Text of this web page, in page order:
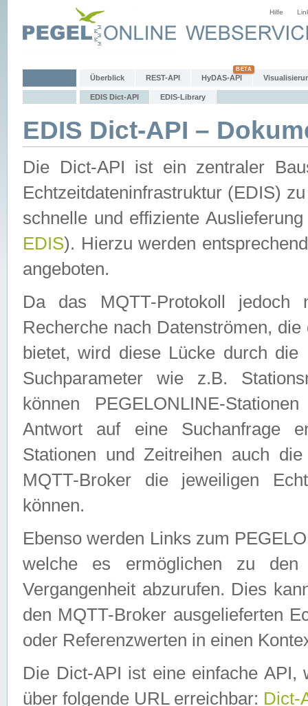
Hilfe
Überblick REST-API HyDAS-API
EDIS Dict-API EDIS-Library
EDIS Dict-API –
Die Dict-API ist ein zentraler
Echtzeitdateninfrastruktur (EDIS)
schnelle und effiziente
EDIS). Hierzu werden
angeboten.
Da das MQTT-Protokoll jedoch
Recherche nach Datenströmen,
bietet, wird diese Lücke durch die
Suchparameter wie z.B.
können PEGELONLINE-
Antwort auf eine Suchanfrage
Stationen und Zeitreihen auch
MQTT-Broker die jeweiligen
können.
Ebenso werden Links zum
welche es ermöglichen zu den
Vergangenheit abzurufen. Dies
den MQTT-Broker ausgelieferten
oder Referenzwerten in einen
Die Dict-API ist eine einfache API,
über folgende URL erreichbar: Dict-